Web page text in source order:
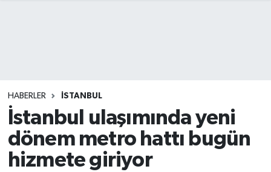
HABERLER İSTANBUL
İstanbul ulaşımında yeni
dönem metro hattı bugün
hizmete giriyor
Son Dakika Haberleri